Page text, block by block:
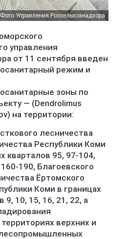
Фото Управления Россельхознадзора
управления
от 11 сентября введен
режим и
зоны по
— (Dendrolimus
на территории:
лесничества
Республики Коми
кварталов 95, 97-104,
190, Благоевского
Ёртомского
Коми в границах
9, 10, 15, 16, 21, 22, а
верхних и